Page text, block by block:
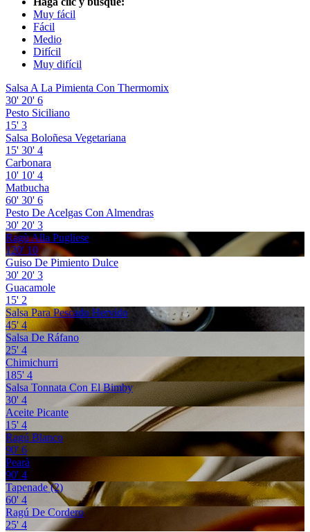
Muy fácil
Fácil
Medio
Difícil
Muy difícil
Salsa A La Pimienta Con Thermomix
30' 20' 6
Pesto Siciliano
15' 3
Salsa Boloñesa Vegetariana
15' 30' 4
Carbonara
10' 10' 4
Matbucha
60' 30' 6
Pesto De Acelgas Con Almendras
30' 20' 3
Ragù Alla Pugliese
120' 10
Guiso De Pimiento Dulce
30' 20' 3
Guacamole
15' 2
Salsa Para Pescado Hervido
45'4
Salsa De Ráfano
25' 4
Chimichurri
185' 4
Salsa Tonnata Con El Bimby
30' 4
Aceite Picante
15' 4
Ragú Blanco
90' 6
Pearà
90' 4
Tapenade (2)
60' 4
Ragú De Cordero
25' 4